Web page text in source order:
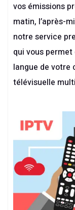
vos émissions
matin, l’après-
notre service
qui vous
langue de votre
télévisuelle